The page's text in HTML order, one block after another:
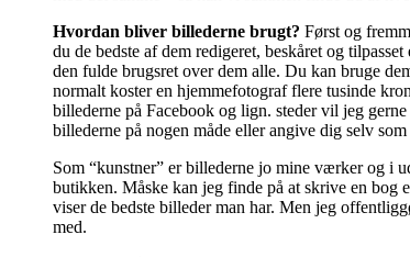
Hvordan bliver billederne brugt? Først og
du de bedste af dem redigeret, beskåret og
den fulde brugsret over dem alle. Du kan bruge
normalt koster en hjemmefotograf flere tusinde
billederne på Facebook og lign. steder vil jeg
billederne på nogen måde eller angive dig selv
Som “kunstner” er billederne jo mine værker og i
butikken. Måske kan jeg finde på at skrive en bog
viser de bedste billeder man har. Men jeg
med.